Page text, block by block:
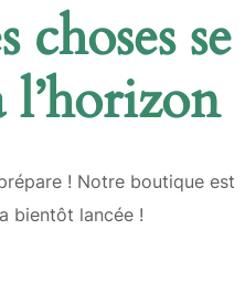
choses se
! Notre boutique est
bientôt lancée !